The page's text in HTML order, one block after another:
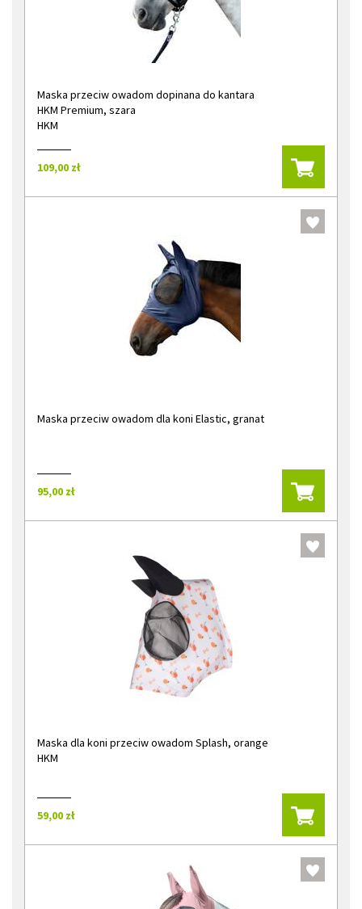
Maska przeciw owadom dopinana do kantara
HKM Premium, szara
HKM
109,00 zł
Maska przeciw owadom dla koni Elastic, granat
95,00 zł
Maska dla koni przeciw owadom Splash, orange
HKM
59,00 zł